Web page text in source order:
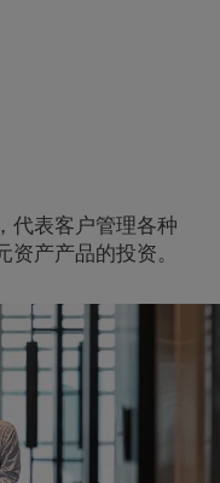
Offshore|中国离岸
SAR
|香港特別行政區
|台灣
|新加坡
家族
介
代表客户管理各种
产产品的投资。